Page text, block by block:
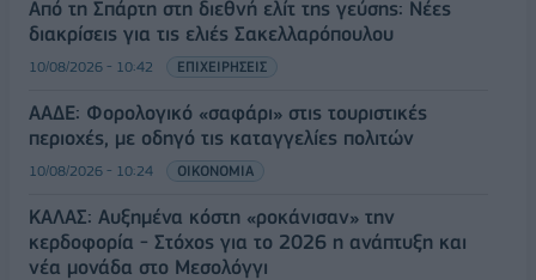
Από τη Σπάρτη στη διεθνή ελίτ της γεύσης: Νέες
διακρίσεις για τις ελιές Σακελλαρόπουλου
10/08/2026 - 10:42 ΕΠΙΧΕΙΡΗΣΕΙΣ
ΑΑΔΕ: Φορολογικό «σαφάρι» στις τουριστικές
περιοχές, με οδηγό τις καταγγελίες πολιτών
10/08/2026 - 10:24 ΟΙΚΟΝΟΜΙΑ
ΚΑΛΑΣ: Αυξημένα κόστη «ροκάνισαν» την
κερδοφορία - Στόχος για το 2026 η ανάπτυξη και
νέα μονάδα στο Μεσολόγγι